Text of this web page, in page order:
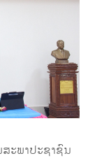
ະພາປະຊາຊົນ